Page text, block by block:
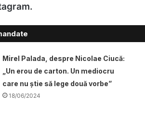
Mirel Palada, despre Nicolae Ciucă:
„Un erou de carton. Un mediocru
care nu știe să lege două vorbe”
18/06/2024